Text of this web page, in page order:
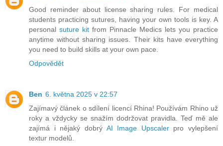
Good reminder about license sharing rules. For medical
students practicing sutures, having your own tools is key. A
personal suture kit from Pinnacle Medics lets you practice
anytime without sharing issues. Their kits have everything
you need to build skills at your own pace.
Odpovědět
Ben 6. května 2025 v 22:57
Zajímavý článek o sdílení licencí Rhina! Používám Rhino už
roky a vždycky se snažím dodržovat pravidla. Teď mě ale
zajímá i nějaký dobrý AI Image Upscalerpro vylepšení
textur modelů.